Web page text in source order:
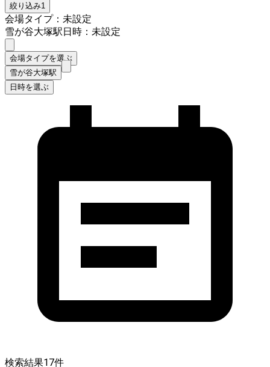
絞り込み1
会場タイプ：未設定
雪が谷大塚駅日時：未設定
会場タイプを選ぶ
雪が谷大塚駅
日時を選ぶ
検索結果17件